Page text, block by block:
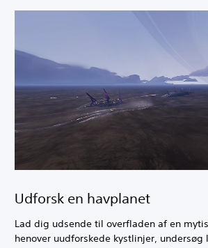
Udforsk en havplanet
Lad dig udsende til overfladen af en
henover uudforskede kystlinjer, undersøg